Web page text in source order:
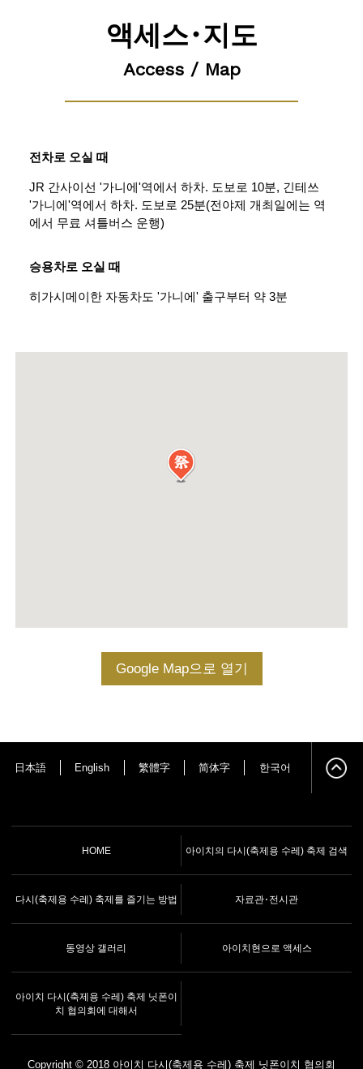
액세스･지도
Access / Map
전차로 오실 때
JR 간사이선 '가니에'역에서 하차. 도보로 10분, 긴테쓰
'가니에'역에서 하차. 도보로 25분(전야제 개최일에는 역
에서 무료 셔틀버스 운행)
승용차로 오실 때
히가시메이한 자동차도 '가니에' 출구부터 약 3분
Google Map으로 열기
日本語 English 繁體字 简体字 한국어
HOME 아이치의 다시(축제용 수레) 축제 검색
다시(축제용 수레) 축제를 즐기는 방법 자료관･전시관
동영상 갤러리 아이치현으로 액세스
아이치 다시(축제용 수레) 축제 닛폰이
치 협의회에 대해서
Copyright © 2018 아이치 다시(축제용 수레) 축제 닛폰이치 협의회